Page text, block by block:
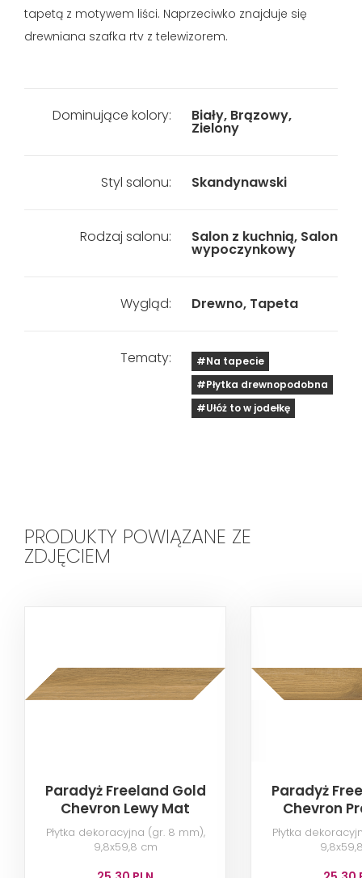
tapetą z motywem liści. Naprzeciwko znajduje się
drewniana szafka rtv z telewizorem.
Dominujące kolory: Biały, Brązowy,
Zielony
Styl salonu: Skandynawski
Rodzaj salonu: Salon z kuchnią, Salon
wypoczynkowy
Wygląd: Drewno, Tapeta
Tematy:
#Na tapecie
#Płytka drewnopodobna
#Ułóż to w jodełkę
PRODUKTY POWIĄZANE ZE
ZDJĘCIEM
Paradyż Freeland Gold
Chevron Lewy Mat
Płytka dekoracyjna (gr. 8 mm),
9,8x59,8 cm
Paradyż
Chevron
Płytka